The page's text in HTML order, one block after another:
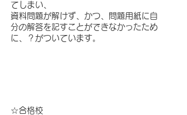
てしまい、
資料問題が解けず、かつ、問題用紙に自
分の解答を記すことができなかったため
に、？がついています。
☆合格校